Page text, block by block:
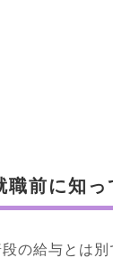
職前に知
段の給与とは